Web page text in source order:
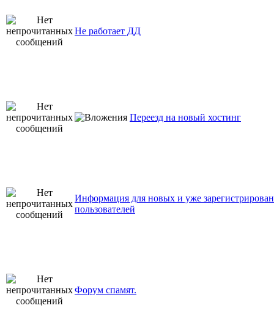
Не работает ДД
Переезд на новый хостинг
Информация для новых и уже
пользователей
Форум спамят.